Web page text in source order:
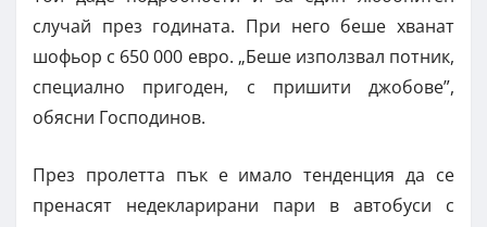
случай през годината. При него беше хванат
шофьор с 650 000 евро. „Беше използвал потник,
специално пригоден, с пришити джобове”,
обясни Господинов.
През пролетта пък е имало тенденция да се
пренасят недекларирани пари в автобуси с